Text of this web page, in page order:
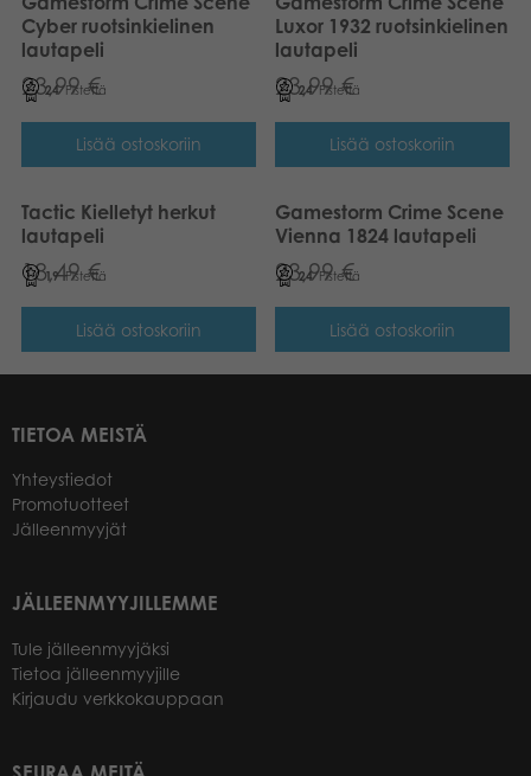
Cyber ruotsinkielinen
lautapeli
23,99€
24 Pistettä
Lisää ostoskoriin
Luxor 1932 ruotsinkielinen
lautapeli
23,99€
24 Pistettä
Lisää ostoskoriin
Tactic Kielletyt herkut
lautapeli
18,49€
19 Pistettä
Lisää ostoskoriin
Gamestorm Crime Scene
Vienna 1824 lautapeli
23,99€
24 Pistettä
Lisää ostoskoriin
TIETOA MEISTÄ
Yhteystiedot
Promotuotteet
Jälleenmyyjät
JÄLLEENMYYJILLEMME
Tule jälleenmyyjäksi
Tietoa jälleenmyyjille
Kirjaudu verkkokauppaan